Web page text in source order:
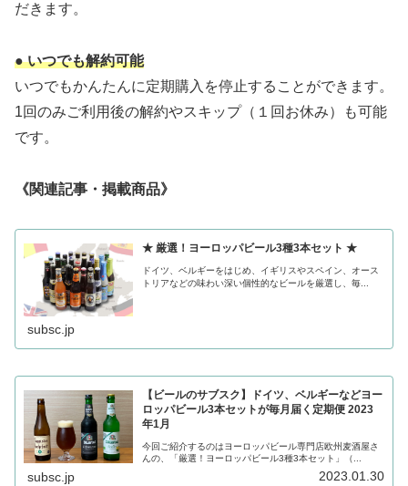
だきます。
● いつでも解約可能
いつでもかんたんに定期購入を停止することができます。
1回のみご利用後の解約やスキップ（１回お休み）も可能
です。
《関連記事・掲載商品》
★ 厳選！ヨーロッパビール3種3本セット ★
ドイツ、ベルギーをはじめ、イギリスやスペイン、オース
トリアなどの味わい深い個性的なビールを厳選し、毎...
subsc.jp
【ビールのサブスク】ドイツ、ベルギーなどヨー
ロッパビール3本セットが毎月届く定期便 2023
年1月
今回ご紹介するのはヨーロッパビール専門店欧州麦酒屋さ
んの、「厳選！ヨーロッパビール3種3本セット」（...
subsc.jp 2023.01.30